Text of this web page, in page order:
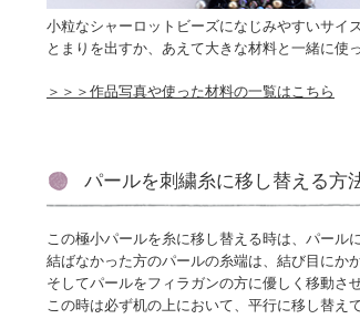
小粒なシャーロットビーズになじみやすいサイ
とまりを出すか、あえて大きな材料と一緒に使
＞＞＞作品写真や使った材料の一覧はこちら
パールを刺繍糸に移し替える方
この極小パールを糸に移し替える時は、パール
結ばなかった方のパールの糸端は、結び目にか
そしてパールをフィラガンの方に優しく移動さ
この時は必ず机の上において、平行に移し替え